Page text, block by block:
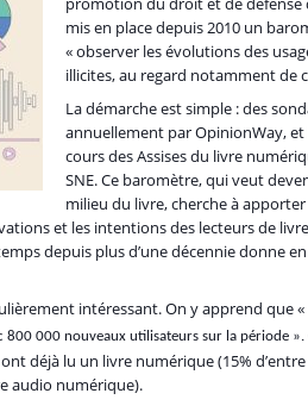
mis en place depuis 2010 un
« observer les évolutions des
illicites, au regard notamment de
La démarche est simple : des
annuellement par OpinionWay,
cours des Assises du livre
SNE. Ce baromètre, qui veut
milieu du livre, cherche à
et les intentions des lecteurs de
depuis plus d’une décennie donne
intéressant. On y apprend que «
800 000 nouveaux utilisateurs sur la période ».
déjà lu un livre numérique (15%
audio numérique).